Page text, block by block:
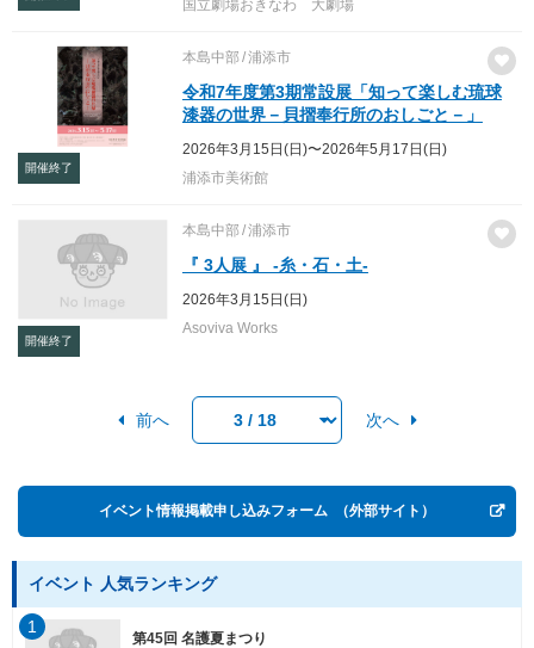
国立劇場おきなわ 大劇場
開催終了
本島中部 浦添市
令和7年度第3期常設展「知って楽しむ琉球
漆器の世界－貝摺奉行所のおしごと－」
2026年3月15日(日)〜2026年5月17日(日)
浦添市美術館
開催終了
本島中部 浦添市
『 3人展 』 -糸・石・土-
2026年3月15日(日)
Asoviva Works
前へ 次へ
イベント情報掲載申し込みフォーム （外部サイト）
イベント 人気ランキング
第45回 名護夏まつり
1